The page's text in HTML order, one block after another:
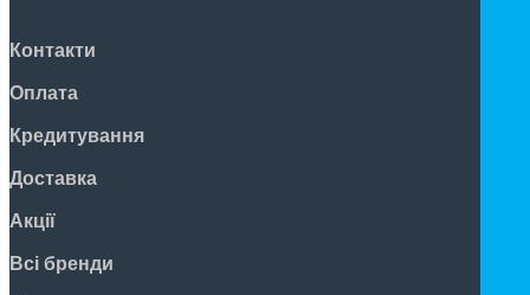
Контакти
Оплата
Кредитування
Доставка
Акції
Всі бренди